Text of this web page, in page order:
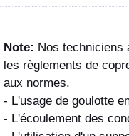
Note: Nos techniciens
les règlements de
aux normes.
- L'usage de goulotte
- L'écoulement des